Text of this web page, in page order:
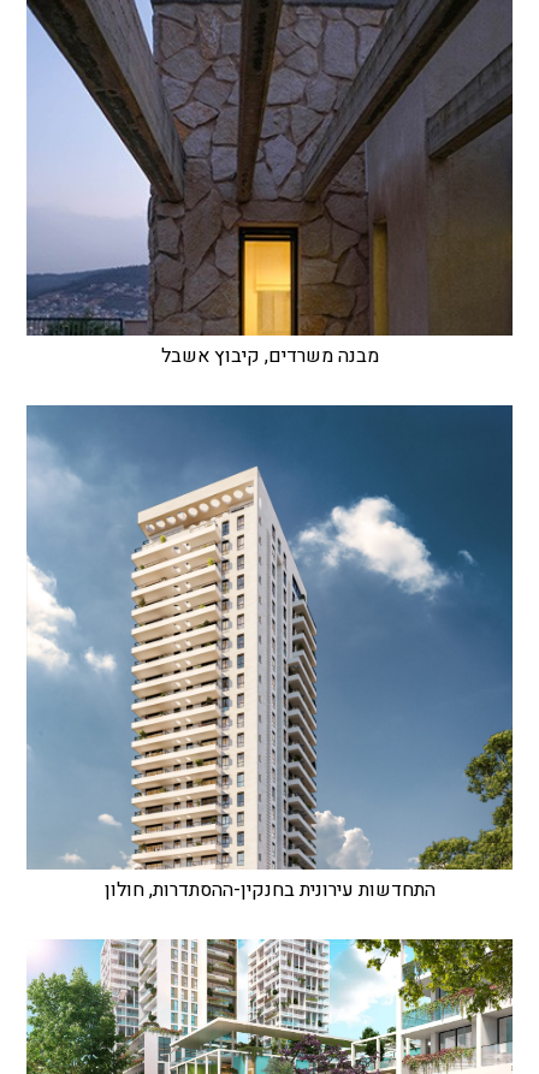
מבנה משרדים, קיבוץ אשבל
התחדשות עירונית בחנקין-ההסתדרות, חולון